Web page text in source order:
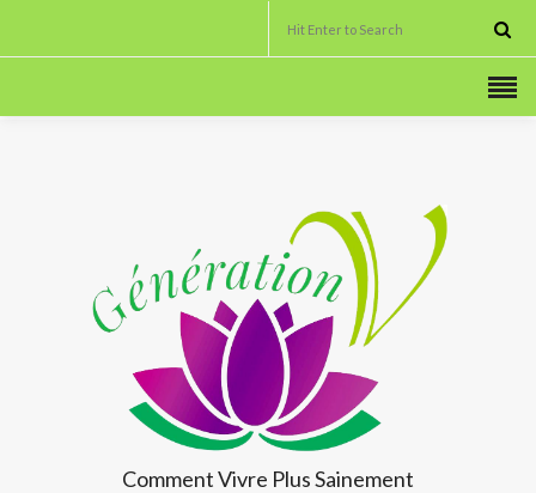
Comment Vivre Plus Sainement